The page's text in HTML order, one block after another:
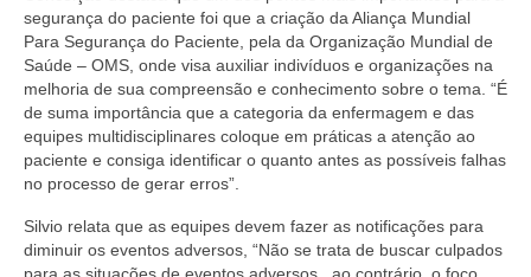
Portarias
Resoluções
Desagravo Público
Processos Éticos
Censura Pública
Suspensão do Exercício Profissional
segurança do paciente foi que a criação da Aliança Mundial
Para Segurança do Paciente, pela da Organização Mundial de
Saúde – OMS, onde visa auxiliar indivíduos e organizações na
melhoria de sua compreensão e conhecimento sobre o tema. “É
de suma importância que a categoria da enfermagem e das
equipes multidisciplinares coloque em práticas a atenção ao
paciente e consiga identificar o quanto antes as possíveis falhas
no processo de gerar erros”.
Silvio relata que as equipes devem fazer as notificações para
diminuir os eventos adversos, “Não se trata de buscar culpados